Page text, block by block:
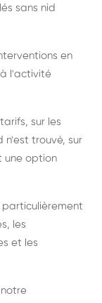
sans nid
en
l'activité
sur les
trouvé, sur
une option
particulièrement
les
et les
notre